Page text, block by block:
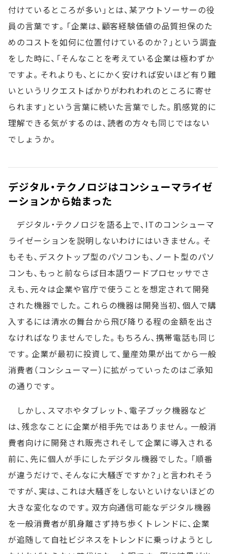
付けているところが多い」とは、某アウトソーサーの役
員の言葉です。「企業は、顧客経験価値の品質担保のた
めのコストを如何に位置付けているのか？」という調査
をした時に、「そんなことを考えている企業は極わずか
ですよ。それよりも、とにかく安ければ安いほど有り難
いというリクエストばかりがわれわれのところに寄せ
られます」という言葉に続いた言葉でした。肌感覚的に
理解できる気がするのは、読者の方々も同じではない
でしょうか。
デジタル・テクノロジはコンシューマライゼ
ーションから始まった
デジタル・テクノロジを語る上で、ITのコンシューマ
ライゼーションを説明しないわけにはいきません。そ
もそも、デスクトップ型のパソコンも、ノート型のパソ
コンも、もっと前ならば日本語ワードプロセッサでさ
えも、元々は企業や官庁で使うことを想定されて開発
された機器でした。これらの機器は開発当初、個人で購
入するには清水の舞台から飛び降りる程の金額を出さ
なければなりませんでした。もちろん、携帯電話も同じ
です。企業が最初に投資して、量産効果が出てから一般
消費者（コンシューマー）に拡がっていったのはご承知
の通りです。
しかし、スマホやタブレット、電子ブック機器など
は、残念なことに企業が相手先ではありません。一般消
費者向けに開発され販売されそして企業に導入される
前に、先に個人が手にしたデジタル機器でした。「順番
が違うだけで、そんなに大騒ぎですか？」と言われそう
ですが、実は、これは大騒ぎをしないといけないほどの
大きな変化なのです。双方向通信可能なデジタル機器
を一般消費者が肌身離さず持ち歩くトレンドに、企業
が追随して自社ビジネスをトレンドに乗っけようとし